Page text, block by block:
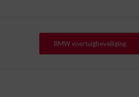
BMW voertuigbeveiliging